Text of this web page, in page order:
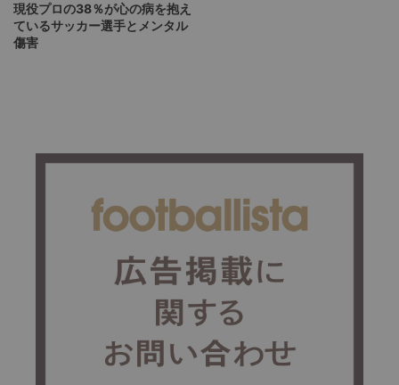
現役プロの38％が心の病を抱え
ているサッカー選手とメンタル
傷害